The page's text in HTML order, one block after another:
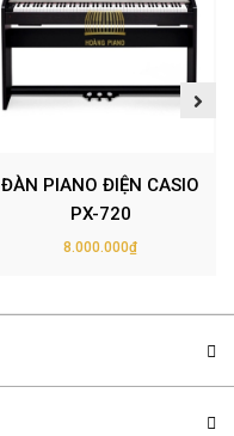
ĐÀN PIANO ĐIỆN CASIO
PX-720
8.000.000₫